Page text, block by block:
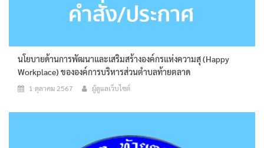
นโยบายด้านการพัฒนาและเสริมสร้างองค์กรแห่งความสุ (Happy
Workplace) ขององค์การบริหารส่วนตำบลท้ายตลาด
1 ตุลาคม 2567 ผู้ดูแลเว็บไซต์